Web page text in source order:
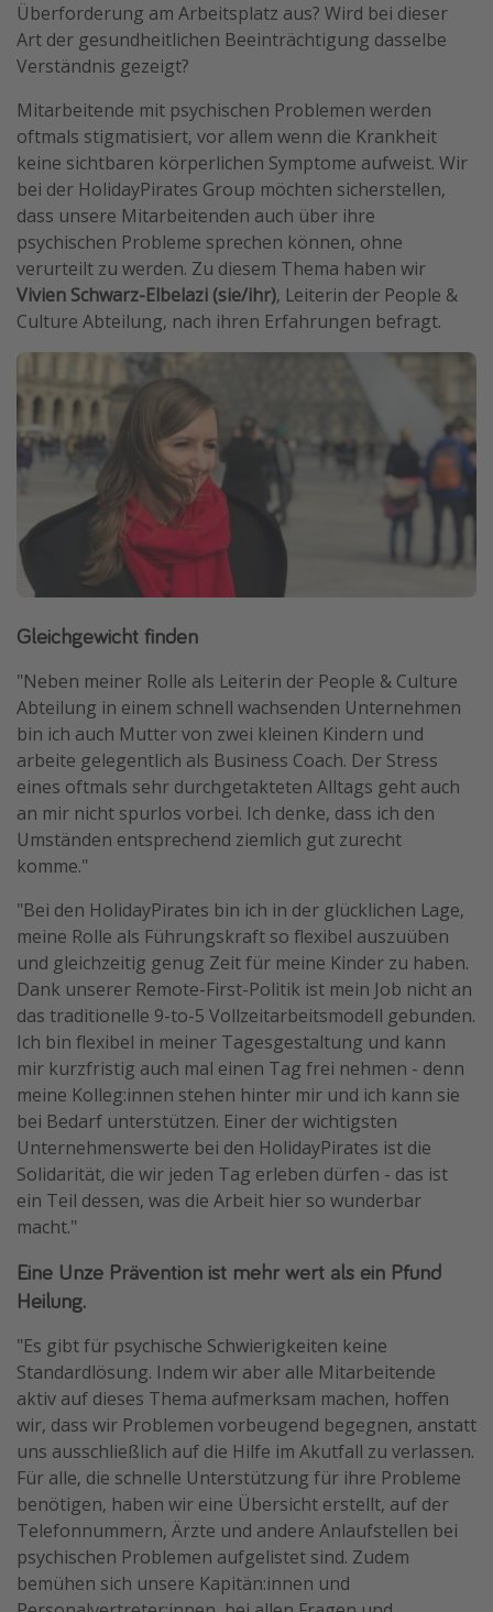
Alle Reisethemen
Wellnessurlaub
Roadtrips
Wochenendtrip
Singlereisen
Strandurlaub
Gruppenreisen
Hotels in Hamburg
Hotels in Amsterdam
Hotels am Achensee
Weitere Themen
Reise Journal
Familienurlaub in der Türkei
Rundreisen in Thailand
Bahnreisen in der Schweiz
Travel Know How
Silvesterreisen
Last Minute Urlaub Mallorca
Last Minute Urlaub Deutschland
Überforderung am Arbeitsplatz aus? Wird bei dieser
Art der gesundheitlichen Beeinträchtigung dasselbe
Verständnis gezeigt?
Mitarbeitende mit psychischen Problemen werden
oftmals stigmatisiert, vor allem wenn die Krankheit
keine sichtbaren körperlichen Symptome aufweist. Wir
bei der HolidayPirates Group möchten sicherstellen,
dass unsere Mitarbeitenden auch über ihre
psychischen Probleme sprechen können, ohne
verurteilt zu werden. Zu diesem Thema haben wir
Vivien Schwarz-Elbelazi (sie/ihr), Leiterin der People &
Culture Abteilung, nach ihren Erfahrungen befragt.
Gleichgewicht finden
"Neben meiner Rolle als Leiterin der People & Culture
Abteilung in einem schnell wachsenden Unternehmen
bin ich auch Mutter von zwei kleinen Kindern und
arbeite gelegentlich als Business Coach. Der Stress
eines oftmals sehr durchgetakteten Alltags geht auch
an mir nicht spurlos vorbei. Ich denke, dass ich den
Umständen entsprechend ziemlich gut zurecht
komme."
"Bei den HolidayPirates bin ich in der glücklichen Lage,
meine Rolle als Führungskraft so flexibel auszuüben
und gleichzeitig genug Zeit für meine Kinder zu haben.
Dank unserer Remote-First-Politik ist mein Job nicht an
das traditionelle 9-to-5 Vollzeitarbeitsmodell gebunden.
Ich bin flexibel in meiner Tagesgestaltung und kann
mir kurzfristig auch mal einen Tag frei nehmen - denn
meine Kolleg:innen stehen hinter mir und ich kann sie
bei Bedarf unterstützen. Einer der wichtigsten
Unternehmenswerte bei den HolidayPirates ist die
Solidarität, die wir jeden Tag erleben dürfen - das ist
ein Teil dessen, was die Arbeit hier so wunderbar
macht."
Eine Unze Prävention ist mehr wert als ein Pfund
Heilung.
"Es gibt für psychische Schwierigkeiten keine
Standardlösung. Indem wir aber alle Mitarbeitende
aktiv auf dieses Thema aufmerksam machen, hoffen
wir, dass wir Problemen vorbeugend begegnen, anstatt
uns ausschließlich auf die Hilfe im Akutfall zu verlassen.
Für alle, die schnelle Unterstützung für ihre Probleme
benötigen, haben wir eine Übersicht erstellt, auf der
Telefonnummern, Ärzte und andere Anlaufstellen bei
psychischen Problemen aufgelistet sind. Zudem
bemühen sich unsere Kapitän:innen und